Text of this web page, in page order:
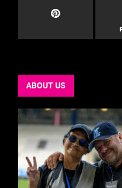
ABOUT US